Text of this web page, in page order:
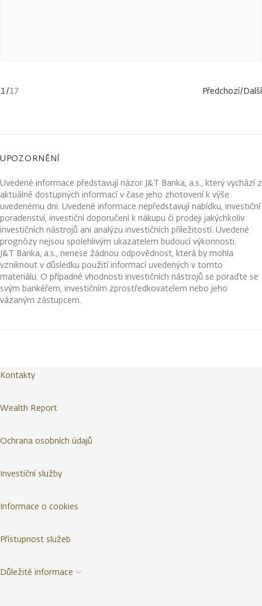
1 /17 Předchozí/Další
UPOZORNĚNÍ
Uvedené informace představují názor J&T Banka, a.s., který vychází z
aktuálně dostupných informací v čase jeho zhotovení k výše
uvedenému dni. Uvedené informace nepředstavují nabídku, investiční
poradenství, investiční doporučení k nákupu či prodeji jakýchkoliv
investičních nástrojů ani analýzu investičních příležitostí. Uvedené
prognózy nejsou spolehlivým ukazatelem budoucí výkonnosti.
J&T Banka, a.s., nenese žádnou odpovědnost, která by mohla
vzniknout v důsledku použití informací uvedených v tomto
materiálu. O případné vhodnosti investičních nástrojů se poraďte se
svým bankéřem, investičním zprostředkovatelem nebo jeho
vázaným zástupcem.
Kontakty
Wealth Report
Ochrana osobních údajů
Investiční služby
Informace o cookies
Přístupnost služeb
Důležité informace